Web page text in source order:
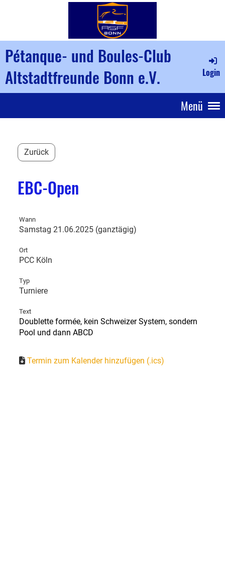
Pétanque- und Boules-Club
Altstadtfreunde Bonn e.V.
Login
Menü
Zurück
EBC-Open
Wann
Samstag 21.06.2025 (ganztägig)
Ort
PCC Köln
Typ
Turniere
Text
Doublette formée, kein Schweizer System, sondern
Pool und dann ABCD
Termin zum Kalender hinzufügen (.ics)